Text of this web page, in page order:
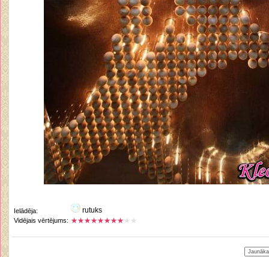
Ielādēja: rutuks
Vidējais vērtējums: